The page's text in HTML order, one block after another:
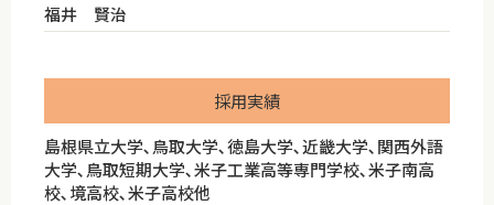
福井 賢治
採用実績
島根県立大学､鳥取大学､徳島大学､近畿大学､関西外語
大学､鳥取短期大学､米子工業高等専門学校､米子南高
校､境高校､米子高校他